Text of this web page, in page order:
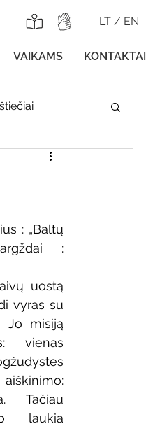
LT / EN
VAIKAMS KONTAKTAI
parodos
: „Baltų
:
uostą
vyras su
Jo misiją
vienas
Tačiau
laukia